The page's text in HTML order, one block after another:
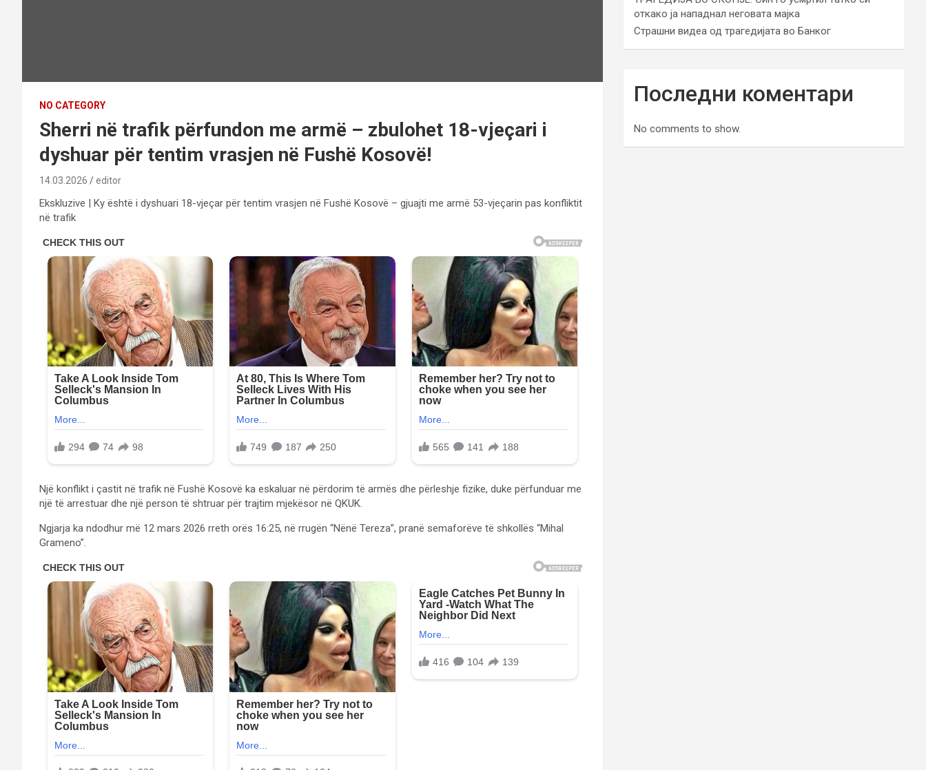
NO CATEGORY
Sherri në trafik përfundon me armë – zbulohet 18-vjeçari i
dyshuar për tentim vrasjen në Fushë Kosovë!
14.03.2026 editor
Ekskluzive | Ky është i dyshuari 18-vjeçar për tentim vrasjen në Fushë Kosovë – gjuajti me armë 53-vjeçarin pas konfliktit
në trafik
Një konflikt i çastit në trafik në Fushë Kosovë ka eskaluar në përdorim të armës dhe përleshje fizike, duke përfunduar me
një të arrestuar dhe një person të shtruar për trajtim mjekësor në QKUK.
Ngjarja ka ndodhur më 12 mars 2026 rreth orës 16:25, në rrugën “Nënë Tereza”, pranë semaforëve të shkollës “Mihal
Grameno”.
откако ја нападнал неговата мајка
Страшни видеа од трагедијата во Банког
Последни коментари
No comments to show.